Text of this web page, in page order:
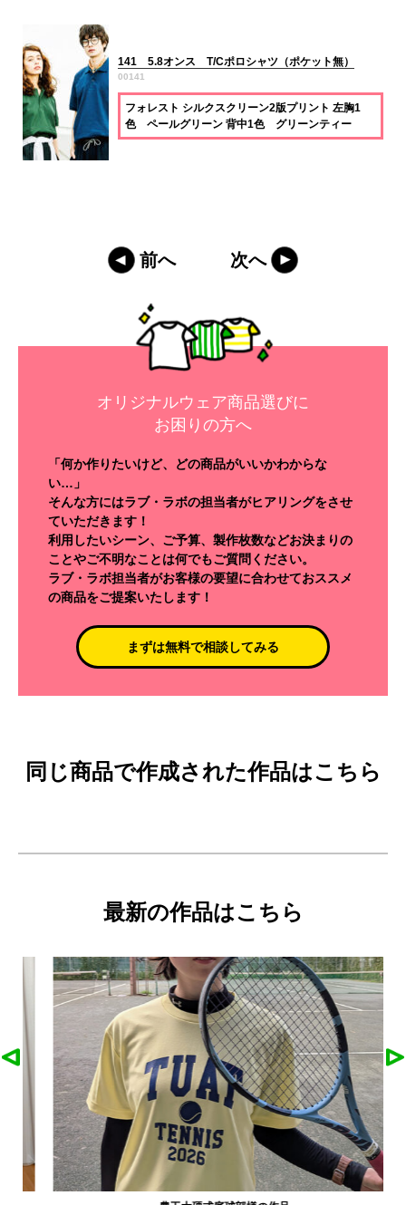
141 5.8オンス T/Cポロシャツ（ポケット無）
00141
フォレスト シルクスクリーン2版プリント 左胸1
色 ペールグリーン 背中1色 グリーンティー
前へ 次へ
オリジナルウェア商品選びに
お困りの方へ
「何か作りたいけど、どの商品がいいかわからな
い…」
そんな方にはラブ・ラボの担当者がヒアリングをさせ
ていただきます！
利用したいシーン、ご予算、製作枚数などお決まりの
ことやご不明なことは何でもご質問ください。
ラブ・ラボ担当者がお客様の要望に合わせておススメ
の商品をご提案いたします！
まずは無料で相談してみる
同じ商品で作成された作品はこちら
最新の作品はこちら